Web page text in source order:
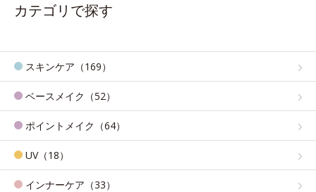
カテゴリで探す
スキンケア（169）
ベースメイク（52）
ポイントメイク（64）
UV（18）
インナーケア（33）